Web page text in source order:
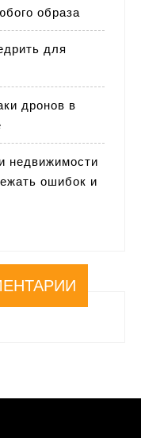
образа
для
дронов в
недвижимости
ошибок и